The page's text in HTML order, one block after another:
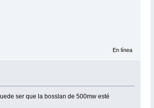
En línea
ser que la bosslan de 500mw esté